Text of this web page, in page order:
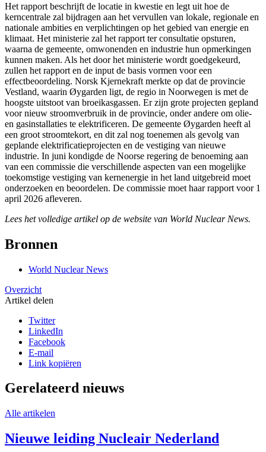
Het rapport beschrijft de locatie in kwestie en legt uit hoe de
kerncentrale zal bijdragen aan het vervullen van lokale, regionale en
nationale ambities en verplichtingen op het gebied van energie en
klimaat. Het ministerie zal het rapport ter consultatie opsturen,
waarna de gemeente, omwonenden en industrie hun opmerkingen
kunnen maken. Als het door het ministerie wordt goedgekeurd,
zullen het rapport en de input de basis vormen voor een
effectbeoordeling. Norsk Kjernekraft merkte op dat de provincie
Vestland, waarin Øygarden ligt, de regio in Noorwegen is met de
hoogste uitstoot van broeikasgassen. Er zijn grote projecten gepland
voor nieuw stroomverbruik in de provincie, onder andere om olie-
en gasinstallaties te elektrificeren. De gemeente Øygarden heeft al
een groot stroomtekort, en dit zal nog toenemen als gevolg van
geplande elektrificatieprojecten en de vestiging van nieuwe
industrie. In juni kondigde de Noorse regering de benoeming aan
van een commissie die verschillende aspecten van een mogelijke
toekomstige vestiging van kernenergie in het land uitgebreid moet
onderzoeken en beoordelen. De commissie moet haar rapport voor 1
april 2026 afleveren.
Lees het volledige artikel op de website van World Nuclear News.
Bronnen
World Nuclear News
Overzicht
Artikel delen
Twitter
LinkedIn
Facebook
E-mail
Link kopiëren
Gerelateerd nieuws
Alle artikelen
Nieuwe leiding Nucleair Nederland